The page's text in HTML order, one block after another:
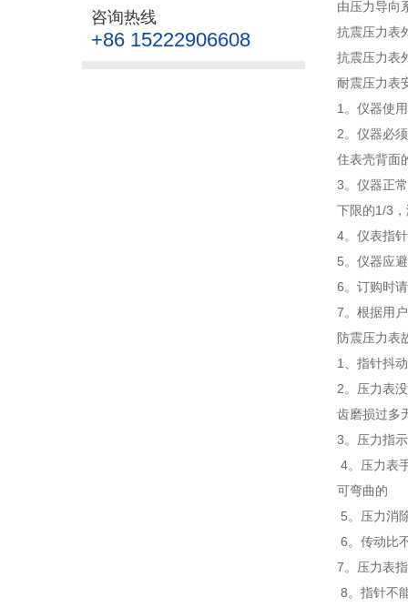
咨询热线
+86 15222906608
由压力导向
抗震压力表
抗震压力表
耐震压力表
1。仪器使
2。仪器必
住表壳背面
3。仪器正
下限的1/3
4。仪表指
5。仪器应
6。订购时
7。根据用
防震压力表
1、指针抖
2。压力表
齿磨损过
3。压力指
4。压力表
可弯曲的
5。压力消
6。传动比
7。压力表
8。指针不